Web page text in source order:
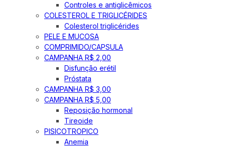
Controles e antiglicêmicos
COLESTEROL E TRIGLICÉRIDES
Colesterol triglicérides
PELE E MUCOSA
COMPRIMIDO/CAPSULA
CAMPANHA R$ 2,00
Disfunção erétil
Próstata
CAMPANHA R$ 3,00
CAMPANHA R$ 5,00
Reposição hormonal
Tireoide
PISICOTROPICO
Anemia